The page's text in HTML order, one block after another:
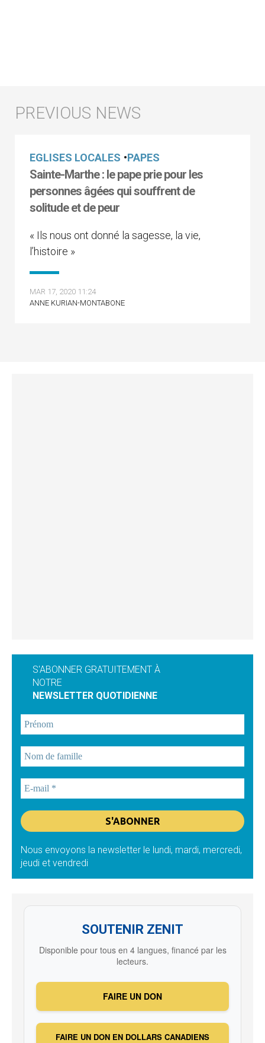
EGLISES LOCALES •PAPES
Sainte-Marthe : le pape prie pour les
personnes âgées qui souffrent de
solitude et de peur
« Ils nous ont donné la sagesse, la vie,
l’histoire »
MAR 17, 2020 11:24
ANNE KURIAN-MONTABONE
S'ABONNER GRATUITEMENT À
NOTRE
NEWSLETTER QUOTIDIENNE
Nous envoyons la newsletter le lundi, mardi, mercredi,
jeudi et vendredi
SOUTENIR ZENIT
Disponible pour tous en 4 langues, financé par les
lecteurs.
FAIRE UN DON
FAIRE UN DON EN DOLLARS CANADIENS